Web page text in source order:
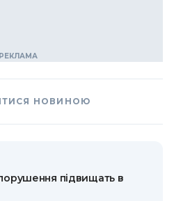
НОВИНОЮ
підвищать в